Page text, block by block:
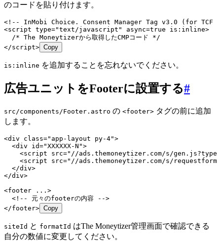
のコードを貼り付けます。
<!-- InMobi Choice. Consent Manager Tag v3.0 (for TCF
<script type="text/javascript " async=true is:inline>
  /* The Moneytizerから取得したCMPコード */
</script> Copy
is:inline を追加することを忘れないでください。
広告ユニットをFooterに設置する#
src/components/Footer.astro の <footer> タグの前に追加
します。
<div class=" app-layout py-4">
  <
div id="XXXXXX-N ">
    <
script src=" //ads.themoneytizer.com/s/
    <
script src=" //ads.themoneytizer.com/s/
  </
div>
</div>
<footer ...>
  <!-- 元々のfooterの内容 -->
</footer> Copy
siteId と formatId はThe Moneytizer管理画面で確認できる
自分の数値に変更してください。